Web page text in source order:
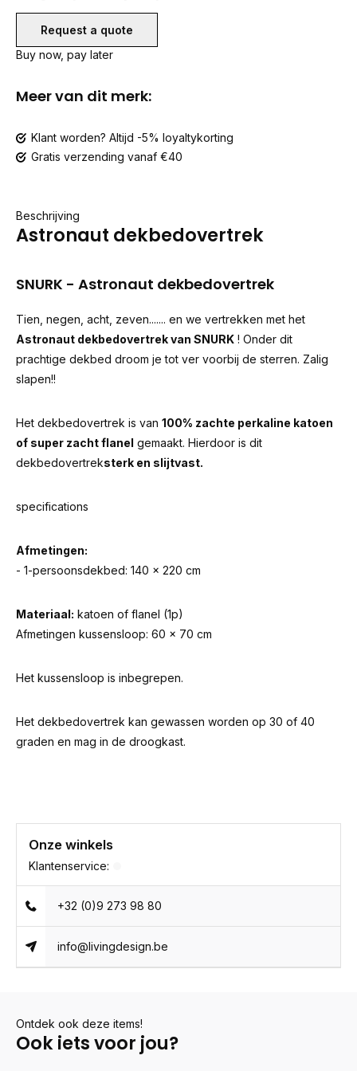
Request a quote
Buy now, pay later
Meer van dit merk:
Klant worden? Altijd -5% loyaltykorting
Gratis verzending vanaf €40
Beschrijving
Astronaut dekbedovertrek
SNURK - Astronaut dekbedovertrek
Tien, negen, acht, zeven....... en we vertrekken met het
Astronaut dekbedovertrek van SNURK ! Onder dit
prachtige dekbed droom je tot ver voorbij de sterren. Zalig
slapen!!
Het dekbedovertrek is van 100% zachte perkaline katoen
of super zacht flanel gemaakt. Hierdoor is dit
dekbedovertreksterk en slijtvast.
specifications
Afmetingen:
- 1-persoonsdekbed: 140 x 220 cm
Materiaal: katoen of flanel (1p)
Afmetingen kussensloop: 60 x 70 cm
Het kussensloop is inbegrepen.
Het dekbedovertrek kan gewassen worden op 30 of 40
graden en mag in de droogkast.
Onze winkels
Klantenservice:
+32 (0)9 273 98 80
info@livingdesign.be
Ontdek ook deze items!
Ook iets voor jou?